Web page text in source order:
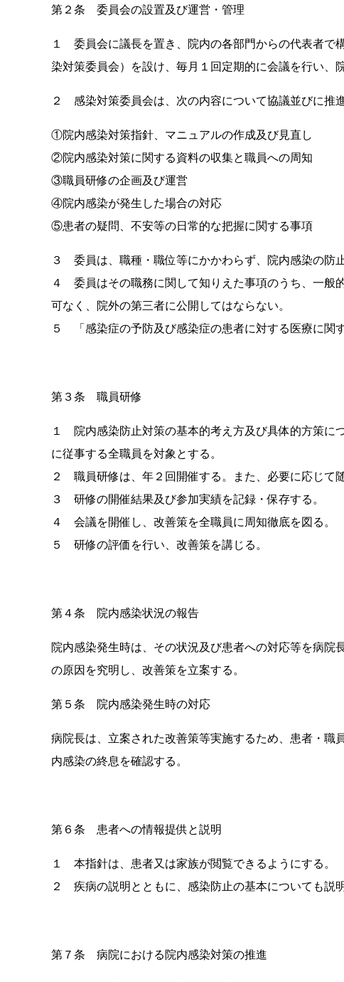
第２条 委員会の設置及び運営・管理
１ 委員会に議長を置き、院内の各部門からの代表者で
染対策委員会）を設け、毎月１回定期的に会議を行い、
２ 感染対策委員会は、次の内容について協議並びに推進
①院内感染対策指針、マニュアルの作成及び見直し
②院内感染対策に関する資料の収集と職員への周知
③職員研修の企画及び運営
④院内感染が発生した場合の対応
⑤患者の疑問、不安等の日常的な把握に関する事項
３ 委員は、職種・職位等にかかわらず、院内感染の防
４ 委員はその職務に関して知りえた事項のうち、一般
可なく、院外の第三者に公開してはならない。
５ 「感染症の予防及び感染症の患者に対する医療に関
第３条 職員研修
１ 院内感染防止対策の基本的考え方及び具体的方策に
に従事する全職員を対象とする。
２ 職員研修は、年２回開催する。また、必要に応じて
３ 研修の開催結果及び参加実績を記録・保存する。
４ 会議を開催し、改善策を全職員に周知徹底を図る。
５ 研修の評価を行い、改善策を講じる。
第４条 院内感染状況の報告
院内感染発生時は、その状況及び患者への対応等を病
の原因を究明し、改善策を立案する。
第５条 院内感染発生時の対応
病院長は、立案された改善策等実施するため、患者・職
内感染の終息を確認する。
第６条 患者への情報提供と説明
１ 本指針は、患者又は家族が閲覧できるようにする。
２ 疾病の説明とともに、感染防止の基本についても説
第７条 病院における院内感染対策の推進